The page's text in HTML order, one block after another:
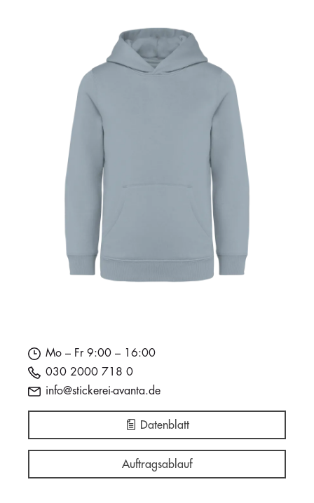
Mo – Fr 9:00 – 16:00
030 2000 718 0
info@stickerei-avanta.de
Datenblatt
Auftragsablauf